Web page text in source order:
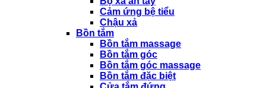
Cảm ứng bệ tiểu
Chậu xả
Bồn tắm
Bồn tắm massage
Bồn tắm góc
Bồn tắm góc massage
Bồn tắm đặc biệt